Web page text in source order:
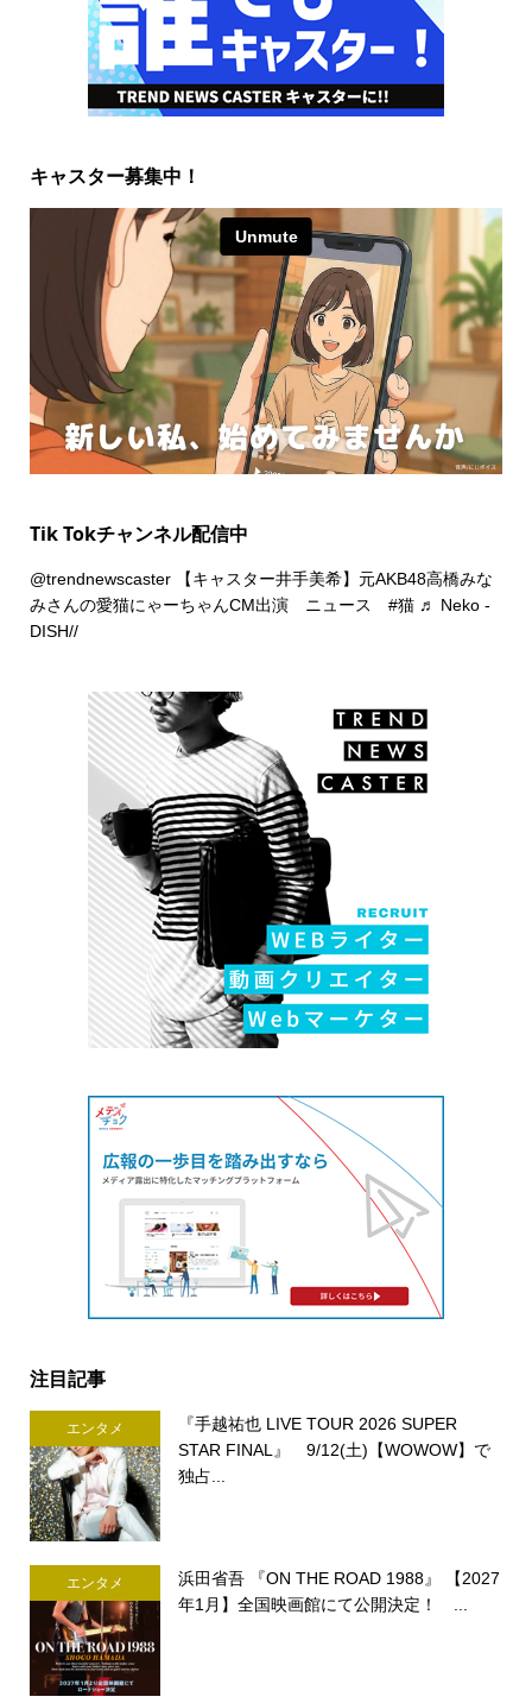
キャスター募集中！
Tik Tokチャンネル配信中
@trendnewscaster【キャスター井手美希】元AKB48高橋みな
みさんの愛猫にゃーちゃんCM出演 ニュース #猫 ♬ Neko -
DISH//
注目記事
エンタメ
『手越祐也 LIVE TOUR 2026 SUPER
STAR FINAL』 9/12(土)【WOWOW】で
独占...
エンタメ
浜田省吾 『ON THE ROAD 1988』 【2027
年1月】全国映画館にて公開決定！ ...